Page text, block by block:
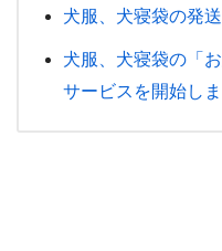
犬服、犬寝袋の発
犬服、犬寝袋の「
サービスを開始し